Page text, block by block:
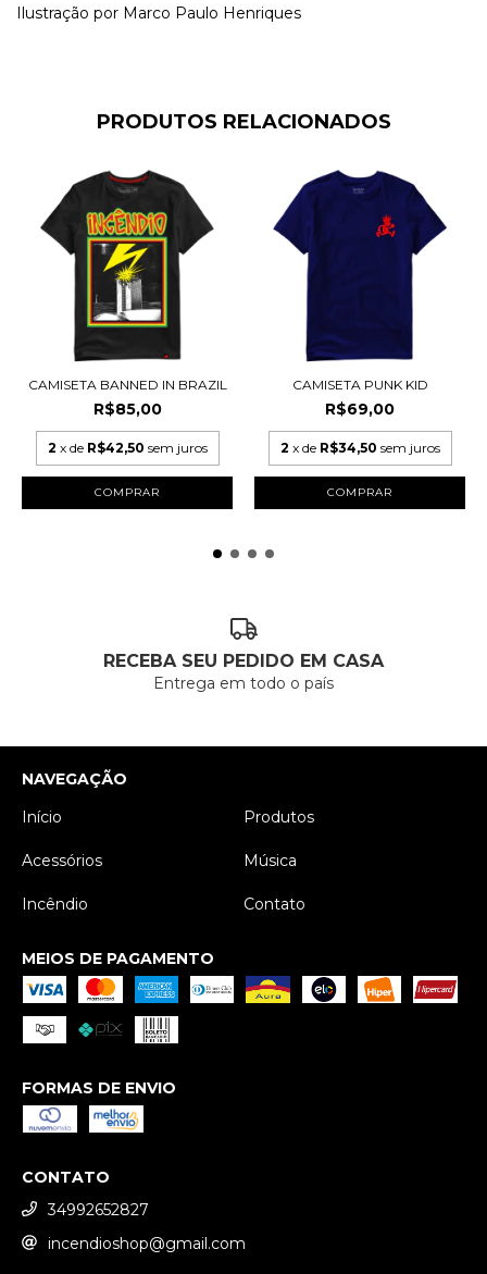
Ilustração por Marco Paulo Henriques
PRODUTOS RELACIONADOS
CAMISETA BANNED IN BRAZIL
R$85,00
2 x de R$42,50 sem juros
COMPRAR
CAMISETA PUNK KID
R$69,00
2 x de R$34,50 sem juros
COMPRAR
RECEBA SEU PEDIDO EM CASA
Entrega em todo o país
NAVEGAÇÃO
Início
Produtos
Acessórios Música
Incêndio Contato
MEIOS DE PAGAMENTO
FORMAS DE ENVIO
CONTATO
34992652827
incendioshop@gmail.com